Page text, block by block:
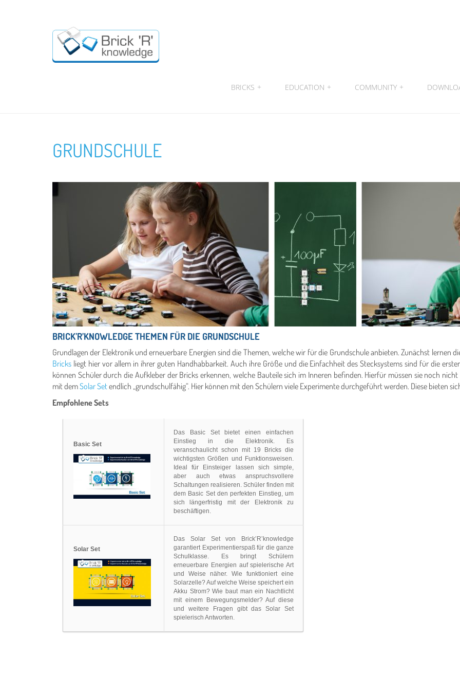
BRICKS + EDUCATION + COMMUNITY +
GRUNDSCHULE
BRICK’R’KNOWLEDGE THEMEN FÜR DIE GRUNDSCHULE
Grundlagen der Elektronik und erneuerbare Energien sind die Themen, welche wir für die Grundschule anbieten. Zunächst lernen
Bricks liegt hier vor allem in ihrer guten Handhabbarkeit. Auch ihre Größe und die Einfachheit des Stecksystems sind für die
können Schüler durch die Aufkleber der Bricks erkennen, welche Bauteile sich im Inneren befinden. Hierfür müssen sie noch
mit demSolar Setendlich „grundschulfähig“. Hier können mit den Schülern viele Experimente durchgeführt werden. Diese bieten
Empfohlene Sets
Basic Set
Das Basic Set bietet einen einfachen
Einstieg in die Elektronik. Es
veranschaulicht schon mit 19 Bricks die
wichtigsten Größen und Funktionsweisen.
Ideal für Einsteiger lassen sich simple,
aber auch etwas anspruchsvollere
Schaltungen realisieren. Schüler finden mit
dem Basic Set den perfekten Einstieg, um
sich längerfristig mit der Elektronik zu
beschäftigen.
Solar Set
Das Solar Set von Brick’R’knowledge
garantiert Experimentierspaß für die ganze
Schulklasse. Es bringt Schülern
erneuerbare Energien auf spielerische Art
und Weise näher. Wie funktioniert eine
Solarzelle? Auf welche Weise speichert ein
Akku Strom? Wie baut man ein Nachtlicht
mit einem Bewegungsmelder? Auf diese
und weitere Fragen gibt das Solar Set
spielerisch Antworten.